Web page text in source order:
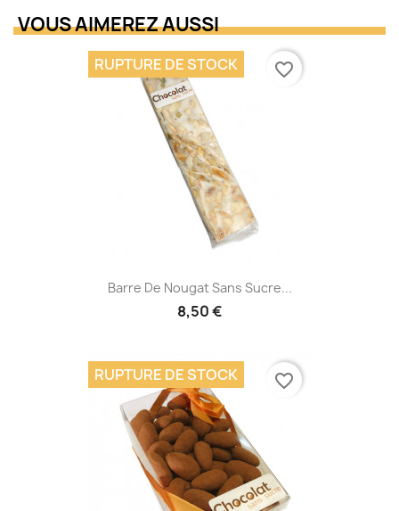
VOUS AIMEREZ AUSSI
Barre De Nougat Sans Sucre...
8,50 €
RUPTURE DE STOCK favorite_border
RUPTURE DE STOCK favorite_border